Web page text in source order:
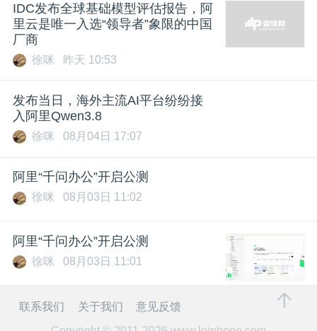
搞
IDC发布全球基础模型评估报告，阿
里云是唯一入选“领导者”象限的中国
厂商
徐咪 昨天 10:53
发布当日，海外主流AI平台纷纷接
入阿里Qwen3.8
徐咪 08月04日 17:07
阿里“千问办公”开启公测
徐咪 08月03日 11:02
阿里“千问办公”开启公测
徐咪 08月03日 11:01
联系我们 关于我们
意见反馈